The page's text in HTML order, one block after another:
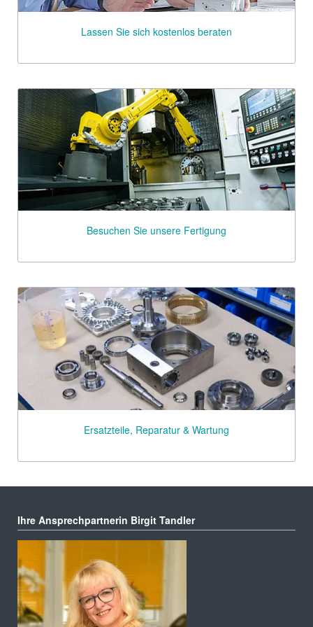
Lassen Sie sich kostenlos beraten
Besuchen Sie unsere Fertigung
Ersatzteile, Reparatur & Wartung
Ihre Ansprechpartnerin Birgit Tandler